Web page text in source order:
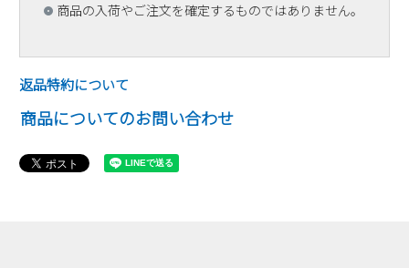
商品の入荷やご注文を確定するものではありません。
返品特約について
商品についてのお問い合わせ